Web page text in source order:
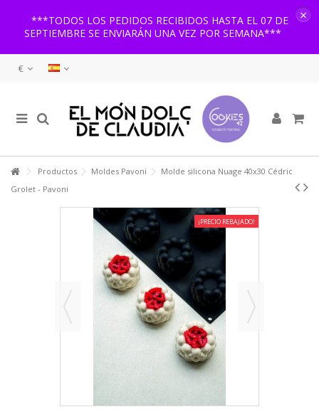
***TODOS LOS PEDIDOS RECIBIDOS HASTA EL 07 DE
SEPTIEMBRE SE ENVIARÁN UNA VEZ POR SEMANA***
×
€
Productos Moldes Pavoni
Molde silicona Nuage 40x30 Cédric
Grolet - Pavoni
¡PRECIO REBAJADO!